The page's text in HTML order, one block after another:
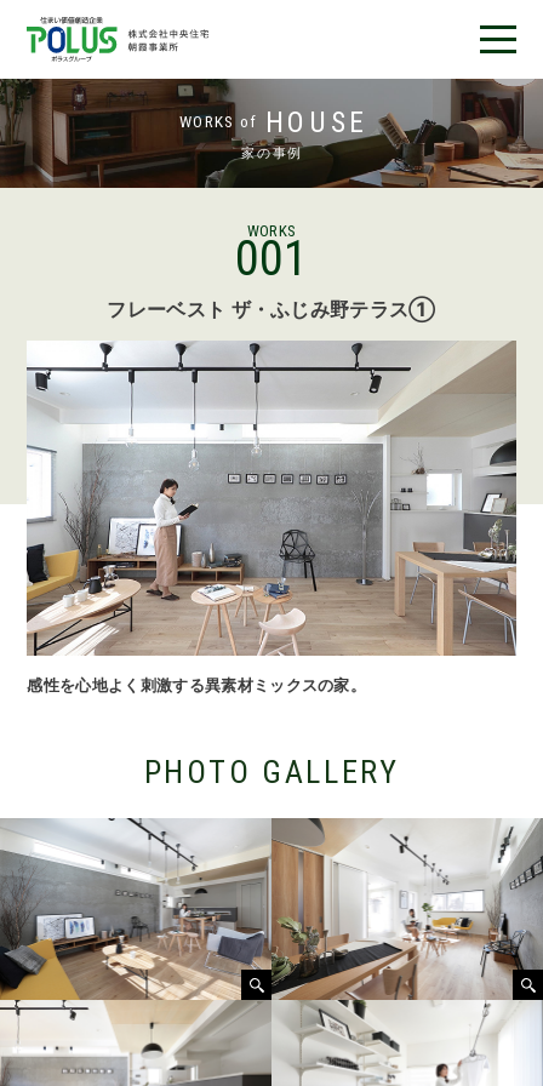
フレーベストとは
完成済み物件
分譲地情報
お客様の声
店舗紹介
デザインアワード受賞
ニュース＆ブログ
WORKS of HOUSE
家の事例
WORKS
001
フレーベスト ザ・ふじみ野テラス①
感性を心地よく刺激する異素材ミックスの家。
PHOTO GALLERY